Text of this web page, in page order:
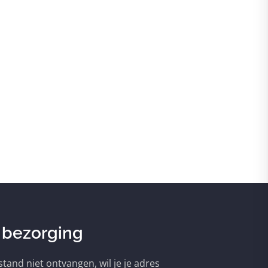
niet ontvangen, wil je je adres